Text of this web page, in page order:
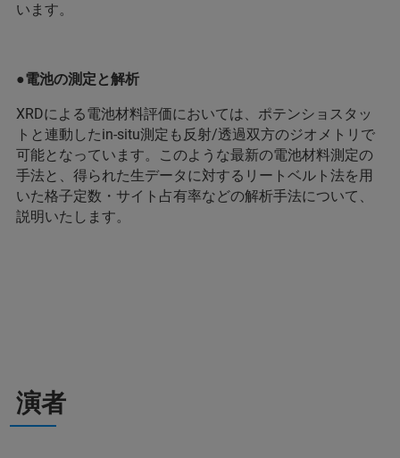
います。
●電池の測定と解析
XRDによる電池材料評価においては、ポテンショスタッ
トと連動したin-situ測定も反射/透過双方のジオメトリで
可能となっています。このような最新の電池材料測定の
手法と、得られた生データに対するリートベルト法を用
いた格子定数・サイト占有率などの解析手法について、
説明いたします。
演者